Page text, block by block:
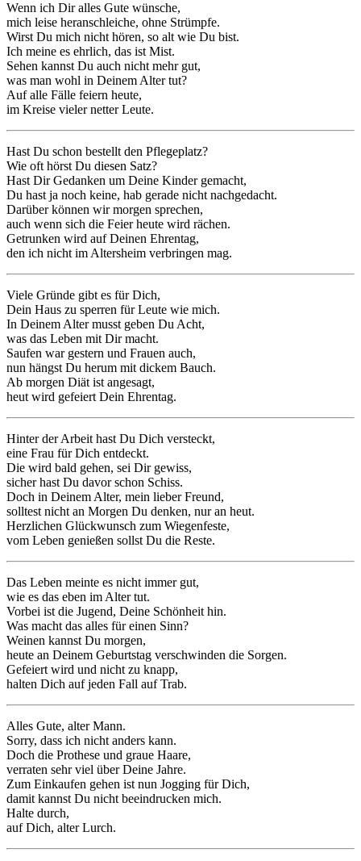
Wenn ich Dir alles Gute wünsche,
mich leise heranschleiche, ohne Strümpfe.
Wirst Du mich nicht hören, so alt wie Du bist.
Ich meine es ehrlich, das ist Mist.
Sehen kannst Du auch nicht mehr gut,
was man wohl in Deinem Alter tut?
Auf alle Fälle feiern heute,
im Kreise vieler netter Leute.
Hast Du schon bestellt den Pflegeplatz?
Wie oft hörst Du diesen Satz?
Hast Dir Gedanken um Deine Kinder gemacht,
Du hast ja noch keine, hab gerade nicht nachgedacht.
Darüber können wir morgen sprechen,
auch wenn sich die Feier heute wird rächen.
Getrunken wird auf Deinen Ehrentag,
den ich nicht im Altersheim verbringen mag.
Viele Gründe gibt es für Dich,
Dein Haus zu sperren für Leute wie mich.
In Deinem Alter musst geben Du Acht,
was das Leben mit Dir macht.
Saufen war gestern und Frauen auch,
nun hängst Du herum mit dickem Bauch.
Ab morgen Diät ist angesagt,
heut wird gefeiert Dein Ehrentag.
Hinter der Arbeit hast Du Dich versteckt,
eine Frau für Dich entdeckt.
Die wird bald gehen, sei Dir gewiss,
sicher hast Du davor schon Schiss.
Doch in Deinem Alter, mein lieber Freund,
solltest nicht an Morgen Du denken, nur an heut.
Herzlichen Glückwunsch zum Wiegenfeste,
vom Leben genießen sollst Du die Reste.
Das Leben meinte es nicht immer gut,
wie es das eben im Alter tut.
Vorbei ist die Jugend, Deine Schönheit hin.
Was macht das alles für einen Sinn?
Weinen kannst Du morgen,
heute an Deinem Geburtstag verschwinden die Sorgen.
Gefeiert wird und nicht zu knapp,
halten Dich auf jeden Fall auf Trab.
Alles Gute, alter Mann.
Sorry, dass ich nicht anders kann.
Doch die Prothese und graue Haare,
verraten sehr viel über Deine Jahre.
Zum Einkaufen gehen ist nun Jogging für Dich,
damit kannst Du nicht beeindrucken mich.
Halte durch,
auf Dich, alter Lurch.